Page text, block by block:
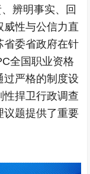
辨明事实、回
威性与公信力直
省委省政府在针
全国职业资格
过严格的制度设
性捍卫行政调查
议题提供了重要